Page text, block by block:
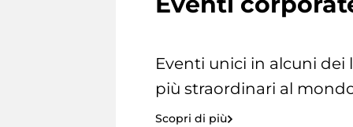
Eventi unici in alcuni dei
più straordinari al
Scopri di più